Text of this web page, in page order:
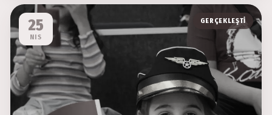
25
NIS
GERÇEKLEŞTI